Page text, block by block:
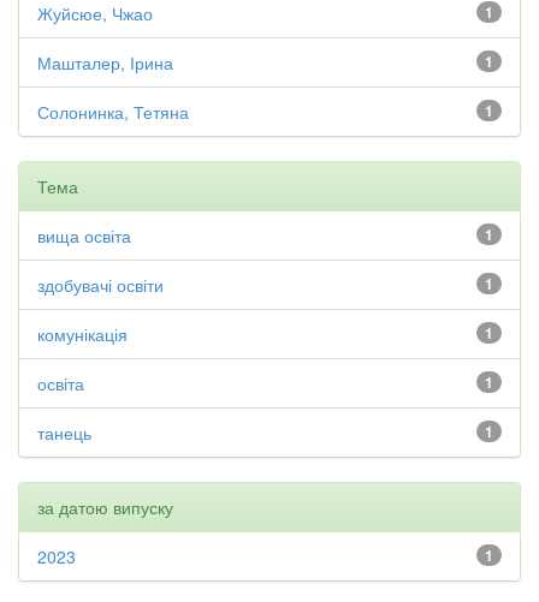
1
Жуйсюе, Чжао
1
Машталер, Ірина
1
Солонинка, Тетяна
Тема
1
вища освіта
1
здобувачі освіти
1
комунікація
1
освіта
1
танець
за датою випуску
1
2023